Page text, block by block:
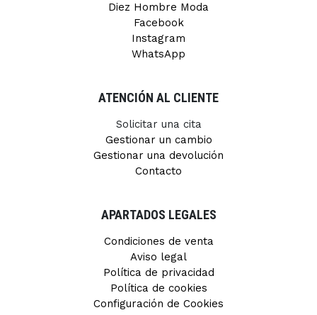
Diez Hombre Moda
Facebook
Instagram
WhatsApp
ATENCIÓN AL CLIENTE
Solicitar una cita
Gestionar un cambio
Gestionar una devolución
Contacto
APARTADOS LEGALES
Condiciones de venta
Aviso legal
Política de privacidad
Política de cookies
Configuración de Cookies